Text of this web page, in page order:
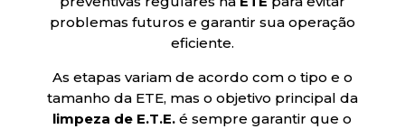
problemas futuros e garantir sua operação
eficiente.
As etapas variam de acordo com o tipo e o
tamanho da ETE, mas o objetivo principal da
limpeza de E.T.E. é sempre garantir que o